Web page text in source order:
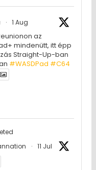
· 1 Aug
az
mindenütt, itt épp
Straight-Up-ban
#WASDPad #C64
· 11 Jul